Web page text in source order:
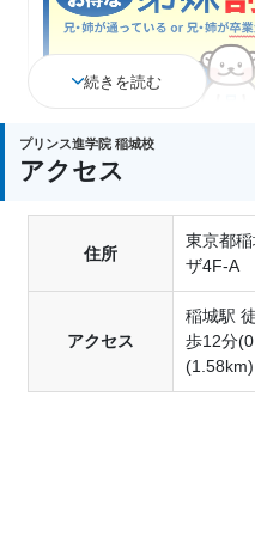
弟妹やお子様を対象と
で、詳しくは教室まで
続きを読む
プリンス進学院 稲城校
アクセス
住所
東京都
ザ4F-A
アクセス
稲城駅
歩12分
(1.58km)